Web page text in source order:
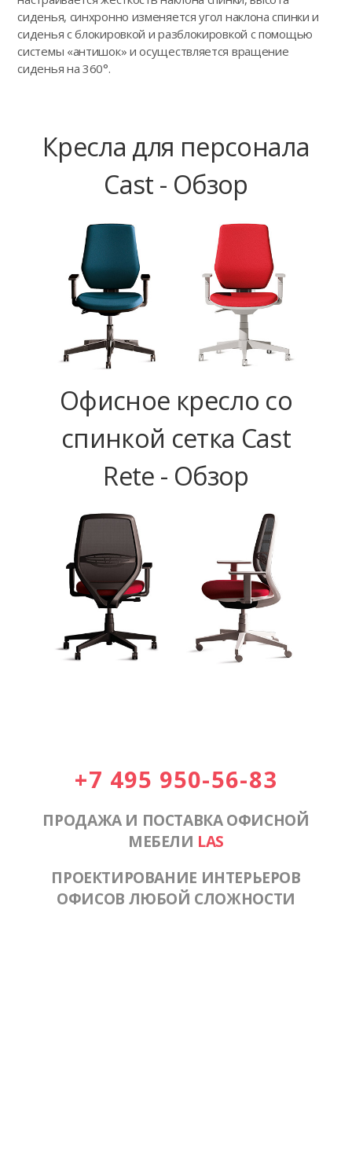
сиденья, синхронно изменяется угол наклона спинки и
сиденья с блокировкой и разблокировкой с помощью
системы «антишок» и осуществляется вращение
сиденья на 360°.
Кресла для персонала
Cast - Обзор
Офисное кресло со
спинкой сетка Cast
Rete - Обзор
+7 495 950-56-83
ПРОДАЖА И ПОСТАВКА ОФИСНОЙ
МЕБЕЛИ LAS
ПРОЕКТИРОВАНИЕ ИНТЕРЬЕРОВ
ОФИСОВ ЛЮБОЙ СЛОЖНОСТИ